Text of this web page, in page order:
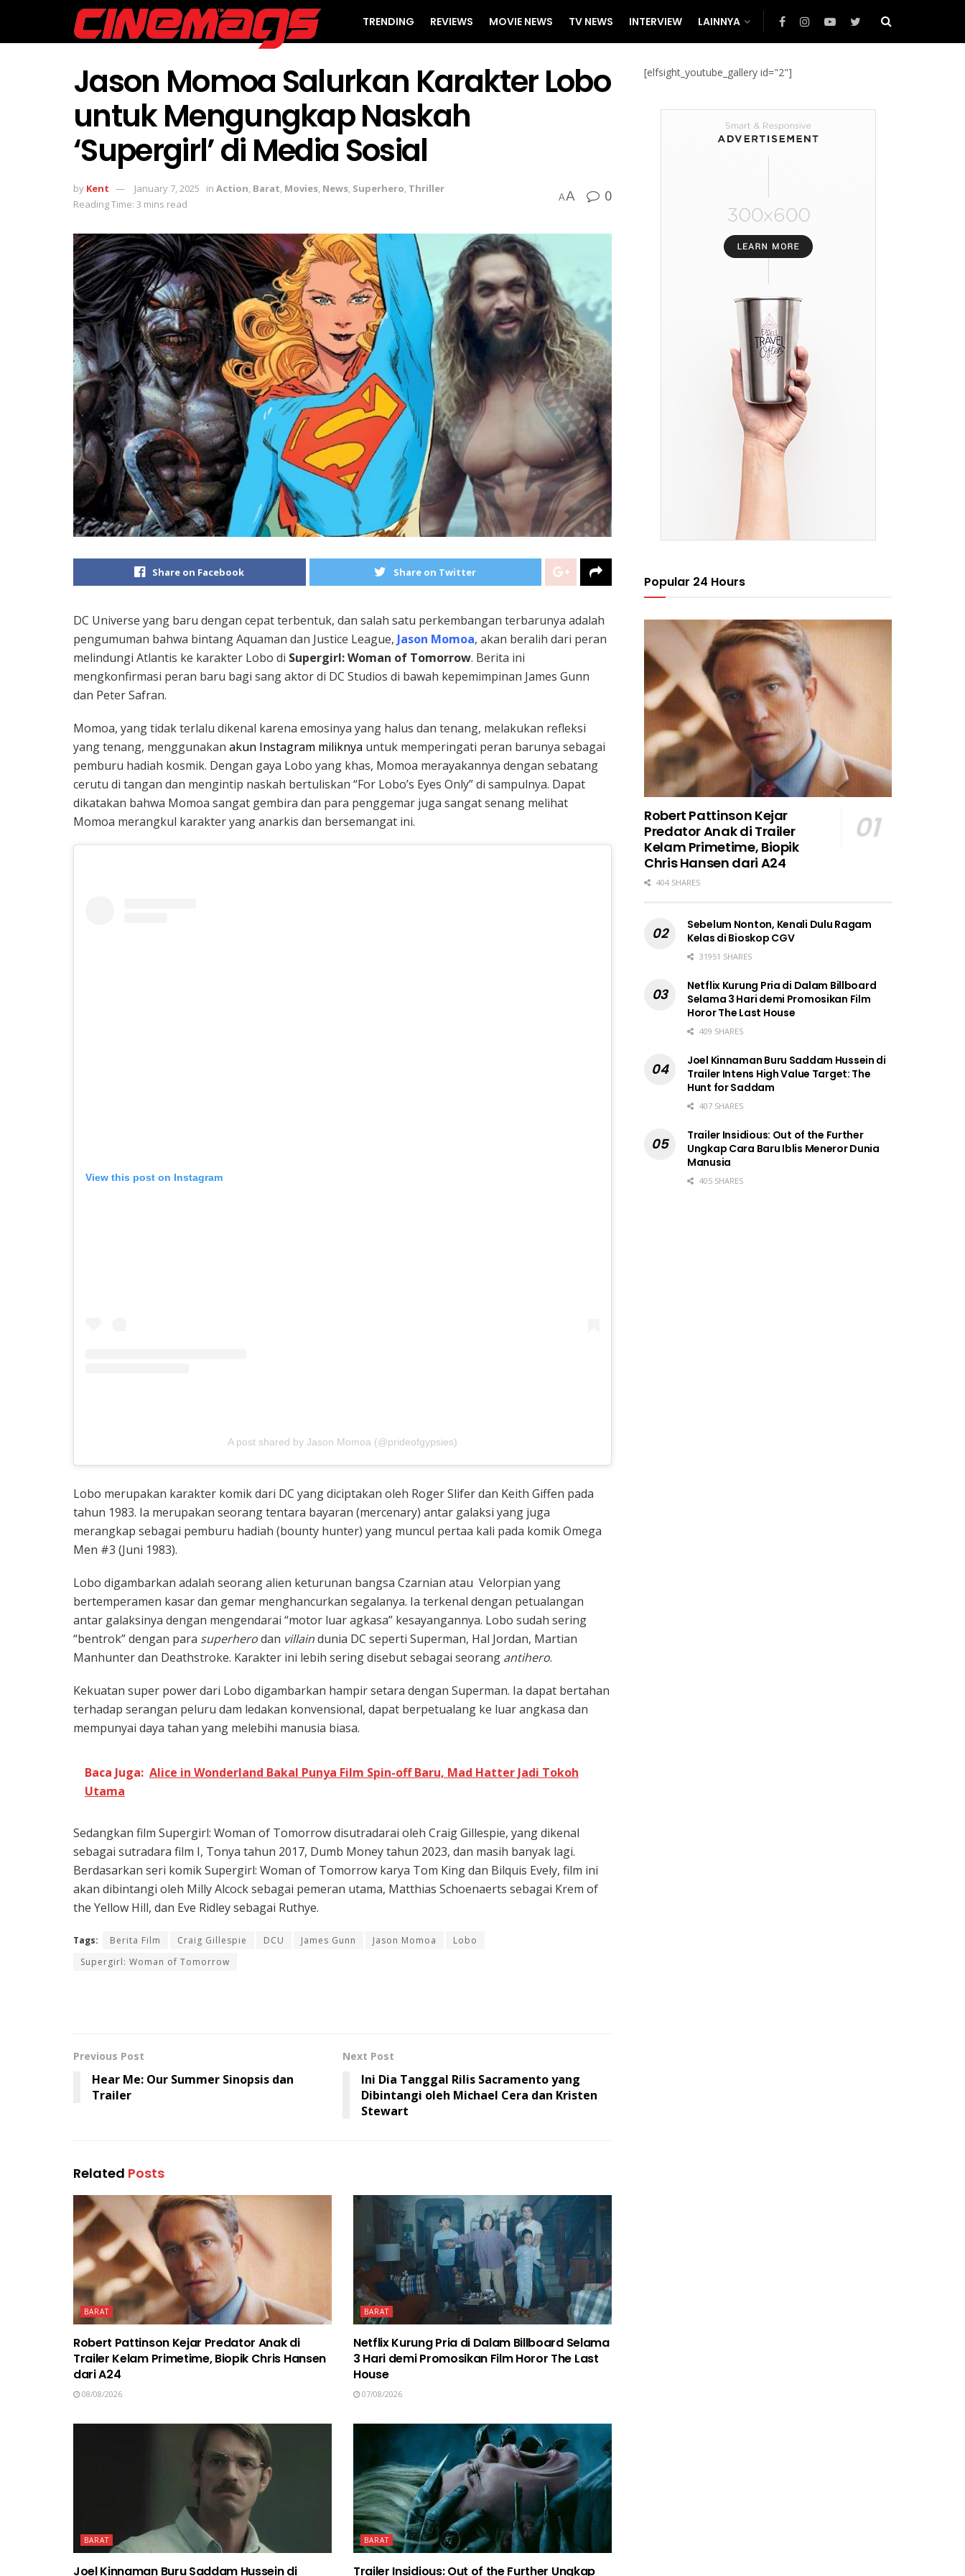
TRENDING REVIEWS MOVIE NEWS TV NEWS INTERVIEW LAINNYA
Jason Momoa Salurkan Karakter Lobo
untuk Mengungkap Naskah
‘Supergirl’ di Media Sosial
by Kent January 7, 2025 in Action, Barat, Movies, News, Superhero, Thriller
Reading Time: 3 mins read
AA 0
Share on Facebook Share on Twitter
DC Universe yang baru dengan cepat terbentuk, dan salah satu perkembangan terbarunya adalah
pengumuman bahwa bintang Aquaman dan Justice League, Jason Momoa, akan beralih dari peran
melindungi Atlantis ke karakter Lobo di Supergirl: Woman of Tomorrow. Berita ini
mengkonfirmasi peran baru bagi sang aktor di DC Studios di bawah kepemimpinan James Gunn
dan Peter Safran.
Momoa, yang tidak terlalu dikenal karena emosinya yang halus dan tenang, melakukan refleksi
yang tenang, menggunakan akun Instagram miliknya untuk memperingati peran barunya sebagai
pemburu hadiah kosmik. Dengan gaya Lobo yang khas, Momoa merayakannya dengan sebatang
cerutu di tangan dan mengintip naskah bertuliskan “For Lobo’s Eyes Only” di sampulnya. Dapat
dikatakan bahwa Momoa sangat gembira dan para penggemar juga sangat senang melihat
Momoa merangkul karakter yang anarkis dan bersemangat ini.
View this post on Instagram
A post shared by Jason Momoa (@prideofgypsies)
Lobo merupakan karakter komik dari DC yang diciptakan oleh Roger Slifer dan Keith Giffen pada
tahun 1983. Ia merupakan seorang tentara bayaran (mercenary) antar galaksi yang juga
merangkap sebagai pemburu hadiah (bounty hunter) yang muncul pertaa kali pada komik Omega
Men #3 (Juni 1983).
Lobo digambarkan adalah seorang alien keturunan bangsa Czarnian atau Velorpian yang
bertemperamen kasar dan gemar menghancurkan segalanya. Ia terkenal dengan petualangan
antar galaksinya dengan mengendarai “motor luar agkasa” kesayangannya. Lobo sudah sering
“bentrok” dengan para superherodan villaindunia DC seperti Superman, Hal Jordan, Martian
Manhunter dan Deathstroke. Karakter ini lebih sering disebut sebagai seorang antihero.
Kekuatan super power dari Lobo digambarkan hampir setara dengan Superman. Ia dapat bertahan
terhadap serangan peluru dam ledakan konvensional, dapat berpetualang ke luar angkasa dan
mempunyai daya tahan yang melebihi manusia biasa.
Baca Juga: Alice in Wonderland Bakal Punya Film Spin-off Baru, Mad Hatter Jadi Tokoh
Utama
Sedangkan film Supergirl: Woman of Tomorrow disutradarai oleh Craig Gillespie, yang dikenal
sebagai sutradara film I, Tonya tahun 2017, Dumb Money tahun 2023, dan masih banyak lagi.
Berdasarkan seri komik Supergirl: Woman of Tomorrow karya Tom King dan Bilquis Evely, film ini
akan dibintangi oleh Milly Alcock sebagai pemeran utama, Matthias Schoenaerts sebagai Krem of
the Yellow Hill, dan Eve Ridley sebagai Ruthye.
Tags: Berita Film Craig Gillespie DCU James Gunn Jason Momoa
Lobo
Supergirl: Woman of Tomorrow
Previous Post
Hear Me: Our Summer Sinopsis dan
Trailer
Next Post
Ini Dia Tanggal Rilis Sacramento yang
Dibintangi oleh Michael Cera dan Kristen
Stewart
Related Posts
BARAT
Robert Pattinson Kejar Predator Anak di
Trailer Kelam Primetime, Biopik Chris Hansen
dari A24
08/08/2026
BARAT
Netflix Kurung Pria di Dalam Billboard Selama
3 Hari demi Promosikan Film Horor The Last
House
07/08/2026
BARAT
Joel Kinnaman Buru Saddam Hussein di
BARAT
Trailer Insidious: Out of the Further Ungkap
[elfsight_youtube_gallery id="2"]
Popular 24 Hours
Robert Pattinson Kejar
Predator Anak di Trailer
Kelam Primetime, Biopik
Chris Hansen dari A24
404 SHARES
Sebelum Nonton, Kenali Dulu Ragam
Kelas di Bioskop CGV
31951 SHARES
Netflix Kurung Pria di Dalam Billboard
Selama 3 Hari demi Promosikan Film
Horor The Last House
409 SHARES
Joel Kinnaman Buru Saddam Hussein di
Trailer Intens High Value Target: The
Hunt for Saddam
407 SHARES
Trailer Insidious: Out of the Further
Ungkap Cara Baru Iblis Meneror Dunia
Manusia
405 SHARES